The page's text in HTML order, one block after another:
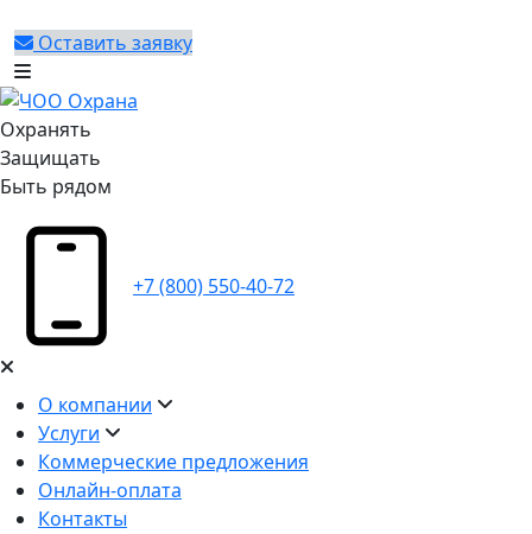
Оставить заявку
Охранять
Защищать
Быть рядом
+7 (800) 550-40-72
О компании
Услуги
Коммерческие предложения
Онлайн-оплата
Контакты